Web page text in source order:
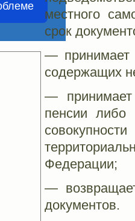
местного
срок
— принимает
содержащих
— принимает
пенсии либо
Федерации;
—
документов.